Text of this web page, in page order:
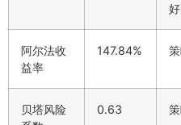
好
阿尔法收
益率
147.84%
贝塔风险
0.63